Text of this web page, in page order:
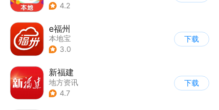
4.2
e福州
本地宝
3.0
下载
新福建
地方资讯
4.7
下载